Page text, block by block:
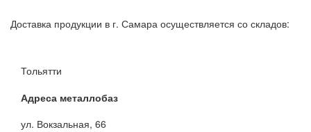
Доставка продукции в г. Самара осуществляется со складов:
Тольятти
Адреса металлобаз
ул. Вокзальная, 66